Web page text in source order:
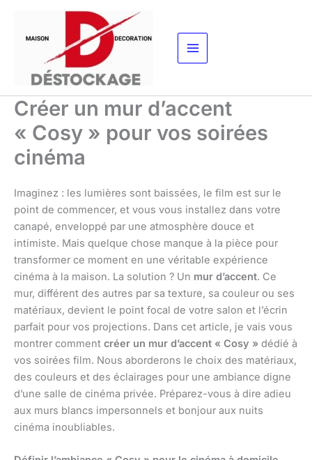
contenu
Créer un mur d’accent
« Cosy » pour vos soirées
cinéma
Imaginez : les lumières sont baissées, le film est sur le
point de commencer, et vous vous installez dans votre
canapé, enveloppé par une atmosphère douce et
intimiste. Mais quelque chose manque à la pièce pour
transformer ce moment en une véritable expérience
cinéma à la maison. La solution ? Un mur d’accent. Ce
mur, différent des autres par sa texture, sa couleur ou ses
matériaux, devient le point focal de votre salon et l’écrin
parfait pour vos projections. Dans cet article, je vais vous
montrer comment créer un mur d’accent « Cosy » dédié à
vos soirées film. Nous aborderons le choix des matériaux,
des couleurs et des éclairages pour une ambiance digne
d’une salle de cinéma privée. Préparez-vous à dire adieu
aux murs blancs impersonnels et bonjour aux nuits
cinéma inoubliables.